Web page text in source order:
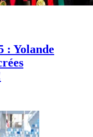
: Yolande